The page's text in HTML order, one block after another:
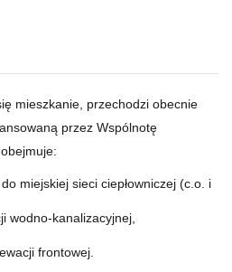
mieszkanie, przechodzi obecnie
przez Wspólnotę
miejskiej sieci ciepłowniczej (c.o. i
wodno-kanalizacyjnej,
frontowej.